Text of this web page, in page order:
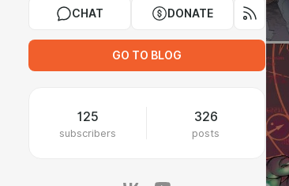
CHAT DONATE
GO TO BLOG
125
subscribers
326
posts